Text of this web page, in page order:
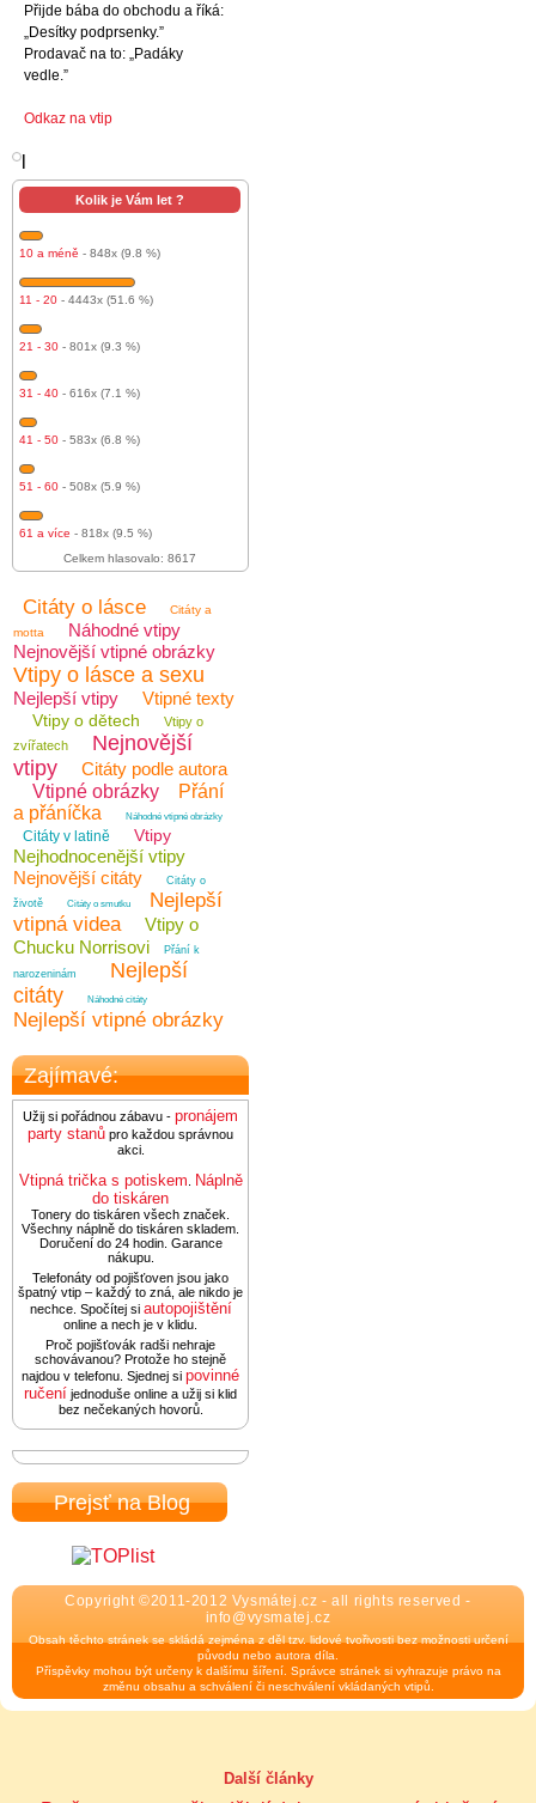
Přijde bába do obchodu a říká:
„Desítky podprsenky.”
Prodavač na to: „Padáky
vedle.”
Odkaz na vtip
Kolik je Vám let ?
10 a méně - 848x (9.8 %)
11 - 20 - 4443x (51.6 %)
21 - 30 - 801x (9.3 %)
31 - 40 - 616x (7.1 %)
41 - 50 - 583x (6.8 %)
51 - 60 - 508x (5.9 %)
61 a více - 818x (9.5 %)
Celkem hlasovalo: 8617
Citáty o lásce
Citáty a
motta
Náhodné vtipy
Nejnovější vtipné obrázky
Vtipy o lásce a sexu
Nejlepší vtipy Vtipné texty
Vtipy o dětech
Vtipy o
zvířatech
Nejnovější
vtipy
Citáty podle autora
Vtipné obrázky
Přání
a přáníčka
Náhodné vtipné obrázky
Citáty v latině Vtipy
Nejhodnocenější vtipy
Nejnovější citáty
Citáty o
životě
Citáty o smutku
Nejlepší
vtipná videa
Vtipy o
Chucku Norrisovi
Přání k
narozeninám
Nejlepší
citáty
Náhodné citáty
Nejlepší vtipné obrázky
Zajímavé:
Užij si pořádnou zábavu - pronájem
party stanů pro každou správnou
akci.
Vtipná trička s potiskem Náplně
do tiskáren
Tonery do tiskáren všech značek.
Všechny náplně do tiskáren skladem.
Doručení do 24 hodin. Garance
nákupu.
Telefonáty od pojišťoven jsou jako
špatný vtip – každý to zná, ale nikdo je
nechce. Spočítej si autopojištění
online a nech je v klidu.
Proč pojišťovák radši nehraje
schovávanou? Protože ho stejně
najdou v telefonu. Sjednej si povinné
ručení jednoduše online a užij si klid
bez nečekaných hovorů.
Prejsť na Blog
Copyright ©2011-2012 Vysmátej.cz - all rights reserved -
info@vysmatej.cz
Obsah těchto stránek se skládá zejména z děl tzv. lidové tvořivosti bez možnosti určení
původu nebo autora díla.
Příspěvky mohou být určeny k dalšímu šíření. Správce stránek si vyhrazuje právo na
změnu obsahu a schválení či neschválení vkládaných vtipů.
Další články